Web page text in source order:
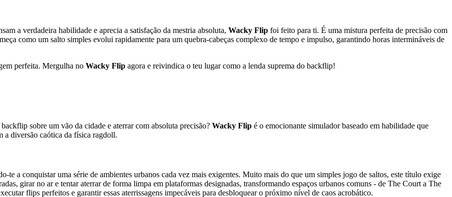
a verdadeira habilidade e aprecia a satisfação da mestria absoluta, Wacky Flip foi feito para ti. É uma mistura perfeita de precisão com
como um salto simples evolui rapidamente para um quebra-cabeças complexo de tempo e impulso, garantindo horas intermináveis de
perfeita. Mergulha no Wacky Flip agora e reivindica o teu lugar como a lenda suprema do backflip!
sobre um vão da cidade e aterrar com absoluta precisão? Wacky Flip é o emocionante simulador baseado em habilidade que
a diversão caótica da física ragdoll.
te a conquistar uma série de ambientes urbanos cada vez mais exigentes. Muito mais do que um simples jogo de saltos, este título exige
girar no ar e tentar aterrar de forma limpa em plataformas designadas, transformando espaços urbanos comuns - de The Court a The
flips perfeitos e garantir essas aterrissagens impecáveis para desbloquear o próximo nível de caos acrobático.